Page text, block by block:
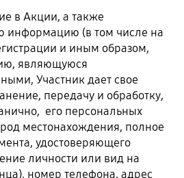
в Акции, а также
информацию (в том числе на
и иным образом,
являющуюся
Участник дает свое
передачу и обработку,
его персональных
местонахождения, полное
удостоверяющего
личности или вид на
номер телефона, адрес